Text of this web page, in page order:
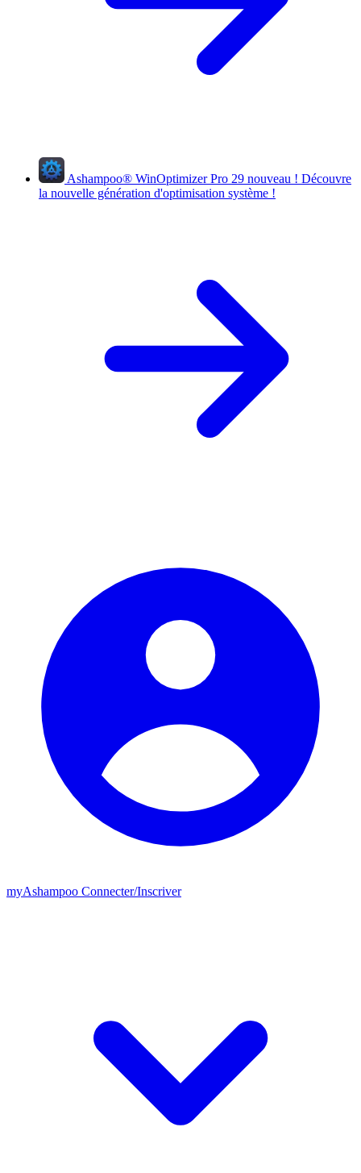
Ashampoo® WinOptimizer Pro 29 nouveau ! Découvre
la nouvelle génération d'optimisation système !
myAshampoo Connecter/Inscriver